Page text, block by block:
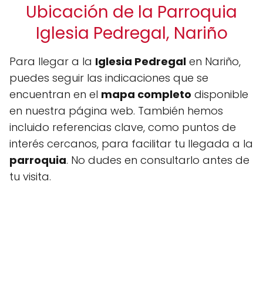
Ubicación de la Parroquia
Iglesia Pedregal, Nariño
Para llegar a la Iglesia Pedregal en Nariño,
puedes seguir las indicaciones que se
encuentran en el mapa completo disponible
en nuestra página web. También hemos
incluido referencias clave, como puntos de
interés cercanos, para facilitar tu llegada a la
parroquia. No dudes en consultarlo antes de
tu visita.